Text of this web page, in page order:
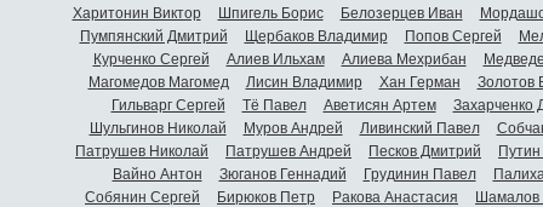
Харитонин Виктор
Шпигель Борис Белозерцев Иван
Пумпянский Дмитрий
Щербаков Владимир Попов Сергей
Курченко Сергей
Алиев Ильхам Алиева Мехрибан
Магомедов Магомед
Лисин Владимир Хан Герман
Золотов
Гильварг Сергей
Тё Павел Аветисян Артем
Захарченко
Шульгинов Николай
Муров Андрей Ливинский Павел
Патрушев Николай
Патрушев Андрей Песков Дмитрий
Вайно Антон
Зюганов Геннадий Грудинин Павел
Собянин Сергей
Бирюков Петр Ракова Анастасия
Шамалов